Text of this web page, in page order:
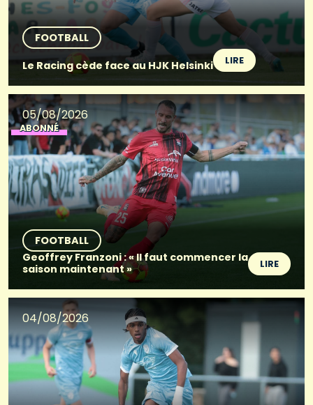
FOOTBALL
Le Racing cède face au HJK Helsinki
LIRE
05/08/2026
ABONNÉ
FOOTBALL
Geoffrey Franzoni : « Il faut commencer la
saison maintenant »
LIRE
04/08/2026